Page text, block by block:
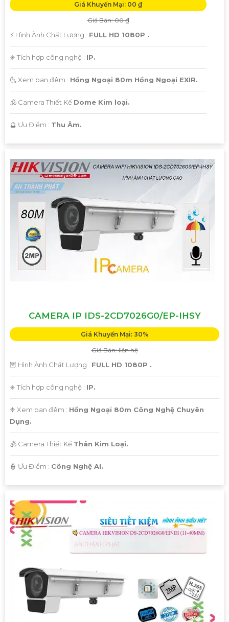
Giá Khuyến Mại: 00 ₫
Giá Bán: 00 ₫
️⚡ Hình Ành Chất Lượng : FULL HD 1080P .
✳️ Tích hợp công nghệ : IP.
🌜 Xem ban đêm : Hồng Ngoại 80m Hồng Ngoại EXIR.
🕉️ Camera Thiết Kế Dome Kim loại.
️🔮 Ưu Điểm : Thu Âm.
CAMERA IP IDS-2CD7026G0/EP-IHSY
Giá Khuyến Mại: 30%
Giá Bán: liên hệ
🦉 Hình Ành Chất Lượng : FULL HD 1080P .
✳️ Tích hợp công nghệ : IP.
❈ Xem ban đêm : Hồng Ngoại 80m Công Nghệ Chuyên
Dụng.
🕉️ Camera Thiết Kế Thân Kim Loại.
️👮 Ưu Điểm : Công Nghệ AI.